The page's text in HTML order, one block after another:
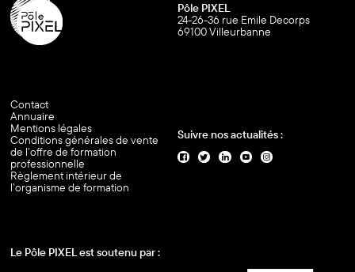
Pôle PIXEL
24-26-36 rue Emile Decorps
69100 Villeurbanne
Contact
Annuaire
Mentions légales
Conditions générales de vente
de l’offre de formation
professionnelle
Règlement intérieur de
l’organisme de formation
Suivre nos actualités :
Le Pôle PIXEL est soutenu par :